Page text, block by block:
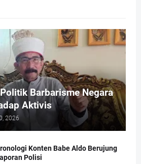
Barbarisme Negara
Aktivis
2026
Konten Babe Aldo Berujung
Polisi